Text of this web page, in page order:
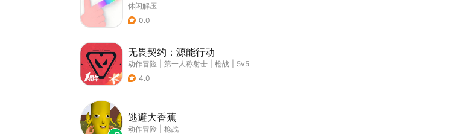
休闲解压
0.0
无畏契约：源能行动
动作冒险 第一人称射击 枪战
5v5
4.0
逃避大香蕉
动作冒险 枪战